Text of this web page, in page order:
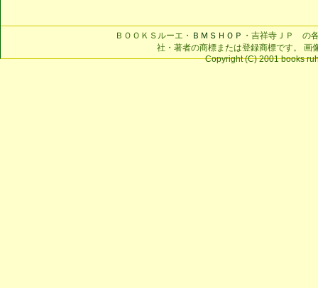
ＢＯＯＫＳルーエ・ ＢＭＳＨＯＰ ・吉祥寺ＪＰ の
社・著者の商標または登録商標です。 画
Copyright (C) 2001 books